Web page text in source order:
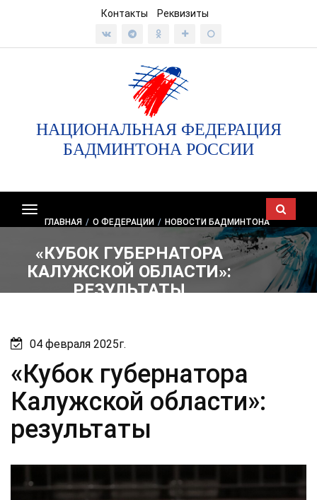
Контакты Реквизиты
НАЦИОНАЛЬНАЯ ФЕДЕРАЦИЯ
БАДМИНТОНА РОССИИ
Показать/
скрыть
ГЛАВНАЯ / О ФЕДЕРАЦИИ / НОВОСТИ БАДМИНТОНА
«КУБОК ГУБЕРНАТОРА
КАЛУЖСКОЙ ОБЛАСТИ»:
РЕЗУЛЬТАТЫ
04 февраля 2025г.
«Кубок губернатора
Калужской области»:
результаты